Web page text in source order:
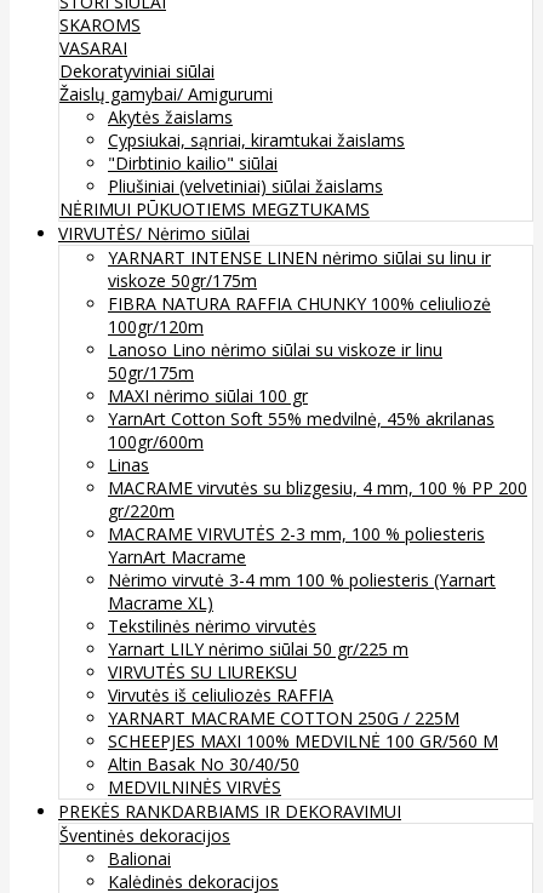
SKAROMS
VASARAI
Dekoratyviniai siūlai
Žaislų gamybai/ Amigurumi
Akytės žaislams
Cypsiukai, sąnriai, kiramtukai žaislams
"Dirbtinio kailio" siūlai
Pliušiniai (velvetiniai) siūlai žaislams
NĖRIMUI PŪKUOTIEMS MEGZTUKAMS
VIRVUTĖS/ Nėrimo siūlai
YARNART INTENSE LINEN nėrimo siūlai su linu ir
viskoze 50gr/175m
FIBRA NATURA RAFFIA CHUNKY 100% celiuliozė
100gr/120m
Lanoso Lino nėrimo siūlai su viskoze ir linu
50gr/175m
MAXI nėrimo siūlai 100 gr
YarnArt Cotton Soft 55% medvilnė, 45% akrilanas
100gr/600m
Linas
MACRAME virvutės su blizgesiu, 4 mm, 100 % PP 200
gr/220m
MACRAME VIRVUTĖS 2-3 mm, 100 % poliesteris
YarnArt Macrame
Nėrimo virvutė 3-4 mm 100 % poliesteris (Yarnart
Macrame XL)
Tekstilinės nėrimo virvutės
Yarnart LILY nėrimo siūlai 50 gr/225 m
VIRVUTĖS SU LIUREKSU
Virvutės iš celiuliozės RAFFIA
YARNART MACRAME COTTON 250G / 225M
SCHEEPJES MAXI 100% MEDVILNĖ 100 GR/560 M
Altin Basak No 30/40/50
MEDVILNINĖS VIRVĖS
PREKĖS RANKDARBIAMS IR DEKORAVIMUI
Šventinės dekoracijos
Balionai
Kalėdinės dekoracijos